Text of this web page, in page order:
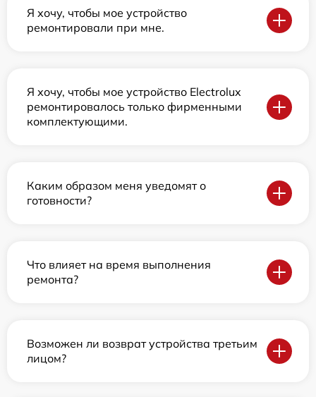
Я хочу, чтобы мое устройство
ремонтировали при мне.
Я хочу, чтобы мое устройство Electrolux
ремонтировалось только фирменными
комплектующими.
Каким образом меня уведомят о
готовности?
Что влияет на время выполнения
ремонта?
Возможен ли возврат устройства третьим
лицом?